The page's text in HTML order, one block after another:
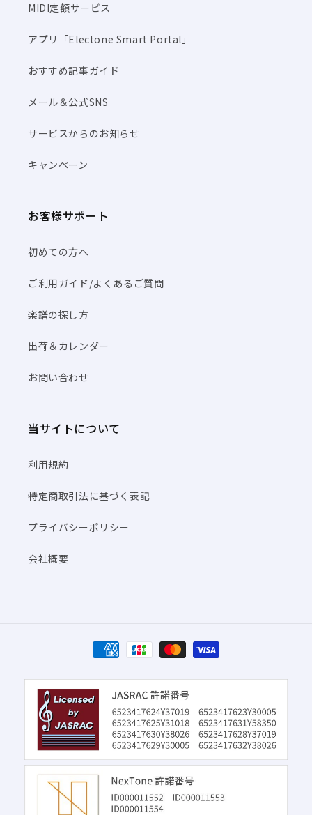
MIDI定額サービス
アプリ「Electone Smart Portal」
おすすめ記事ガイド
メール＆公式SNS
サービスからのお知らせ
キャンペーン
お客様サポート
初めての方へ
ご利用ガイド/よくあるご質問
楽譜の探し方
出荷＆カレンダー
お問い合わせ
当サイトについて
利用規約
特定商取引法に基づく表記
プライバシーポリシー
会社概要
決
済
方
法